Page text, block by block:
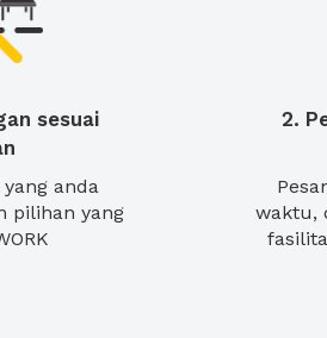
sesuai
anda
pilihan yang
2.
waktu,